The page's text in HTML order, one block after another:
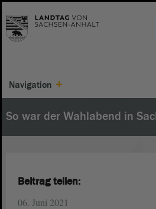
Navigation
So war der Wahlabend in
06. Juni 2021
Beitrag teilen: